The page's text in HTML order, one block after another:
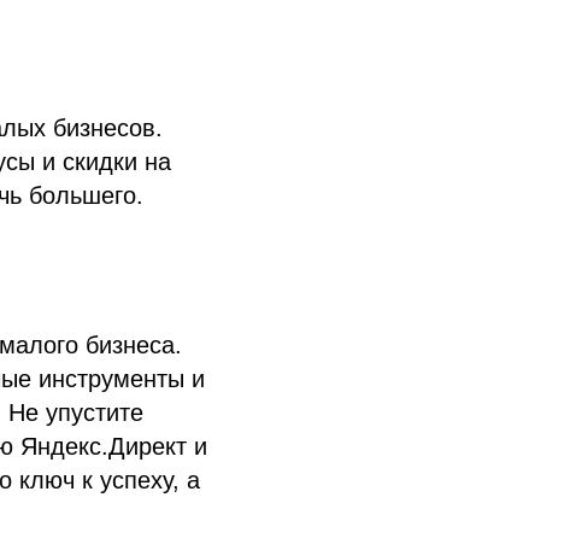
бизнесов.
и скидки на
большего.
бизнеса.
инструменты и
упустите
Яндекс.Директ и
ключ к успеху, а